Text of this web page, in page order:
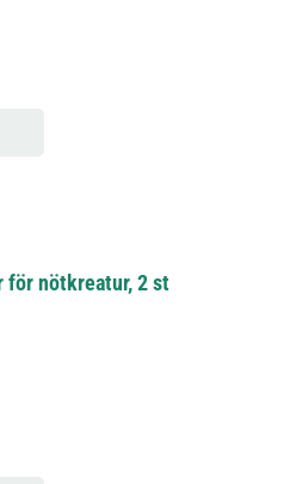
för nötkreatur, 2 st